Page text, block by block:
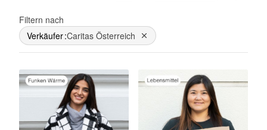
Filtern nach
Verkäufer Caritas Österreich Dies entfernen